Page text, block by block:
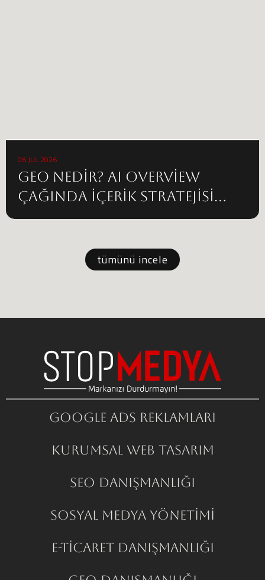
06 JUL 2026
GEO Nedir? AI Overview
Çağında İçerik Stratejisi
Nasıl Değişiyor?
tümünü incele
Google ADS Reklamları
Kurumsal Web Tasarım
SEO Danışmanlığı
Sosyal Medya Yönetimi
E-Ticaret Danışmanlığı